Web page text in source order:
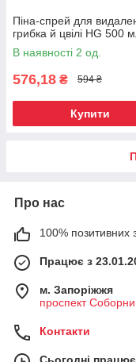
Піна-спрей для
грибка й цвілі HG 500
В наявності 2 од.
576,18 ₴ 594 ₴
Купити
Про нас
100% позитивних з
Працює з
м. Запоріжжя
проспект
Контакти